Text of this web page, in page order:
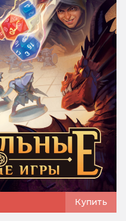
Купить